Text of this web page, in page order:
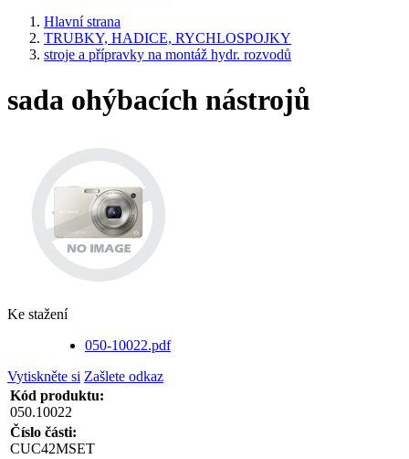
Hlavní strana
TRUBKY, HADICE, RYCHLOSPOJKY
stroje a přípravky na montáž hydr. rozvodů
sada ohýbacích nástrojů
Ke stažení
050-10022.pdf
Vytiskněte si Zašlete odkaz
Kód produktu:
050.10022
Číslo části:
CUC42MSET